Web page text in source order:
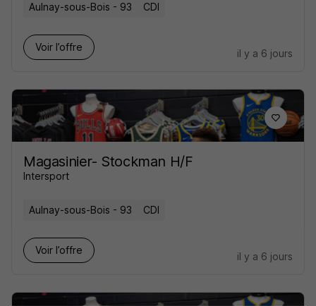
Aulnay-sous-Bois - 93 CDI
Voir l’offre
il y a 6 jours
Magasinier- Stockman H/F
Intersport
Aulnay-sous-Bois - 93 CDI
Voir l’offre
il y a 6 jours